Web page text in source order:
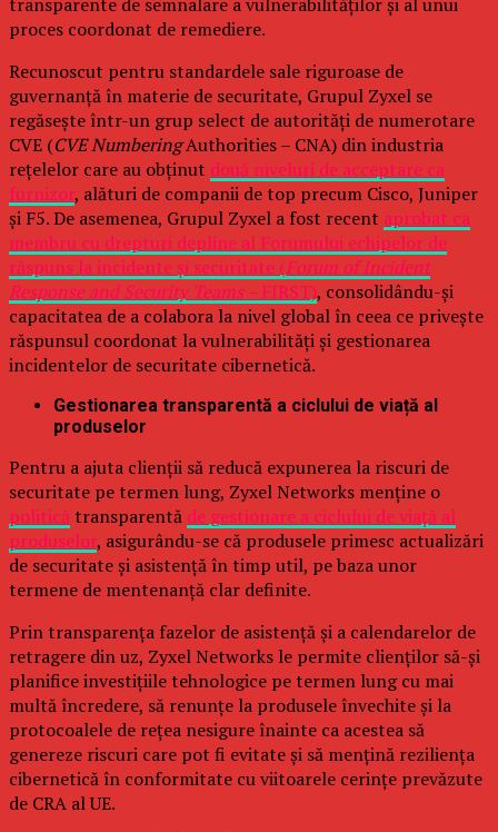
proces coordonat de remediere.
Recunoscut pentru standardele sale riguroase de
guvernanță în materie de securitate, Grupul Zyxel se
regăsește într-un grup select de autorități de numerotare
CVE (CVE NumberingAuthorities – CNA) din industria
rețelelor care au obținut două niveluri de acceptare ca
furnizor, alături de companii de top precum Cisco, Juniper
și F5. De asemenea, Grupul Zyxel a fost recent aprobat ca
membru cu drepturi depline al Forumului echipelor de
răspuns la incidente și securitate (Forum of Incident
Response and Security Teams –FIRST), consolidându-și
capacitatea de a colabora la nivel global în ceea ce privește
răspunsul coordonat la vulnerabilități și gestionarea
incidentelor de securitate cibernetică.
Gestionarea transparentă a ciclului de viață al
produselor
Pentru a ajuta clienții să reducă expunerea la riscuri de
securitate pe termen lung, Zyxel Networks menține o
politică transparentă de gestionare a ciclului de viață al
produselor, asigurându-se că produsele primesc actualizări
de securitate și asistență în timp util, pe baza unor
termene de mentenanță clar definite.
Prin transparența fazelor de asistență și a calendarelor de
retragere din uz, Zyxel Networks le permite clienților să-și
planifice investițiile tehnologice pe termen lung cu mai
multă încredere, să renunțe la produsele învechite și la
protocoalele de rețea nesigure înainte ca acestea să
genereze riscuri care pot fi evitate și să mențină reziliența
cibernetică în conformitate cu viitoarele cerințe prevăzute
de CRA al UE.